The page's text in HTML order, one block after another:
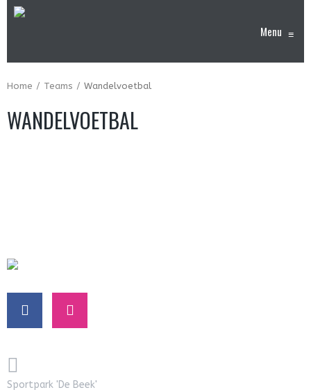
Menu ≡
Home Teams Wandelvoetbal
WANDELVOETBAL
Sportpark 'De Beek'